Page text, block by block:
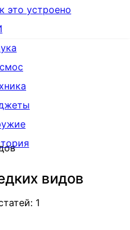
это устроено
видов
1